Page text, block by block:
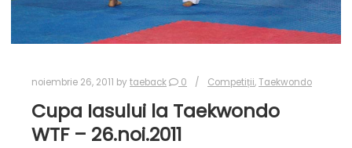
noiembrie 26, 2011 by taeback 0 Competiții,Taekwondo
Cupa Iasului la Taekwondo
WTF – 26.noi.2011